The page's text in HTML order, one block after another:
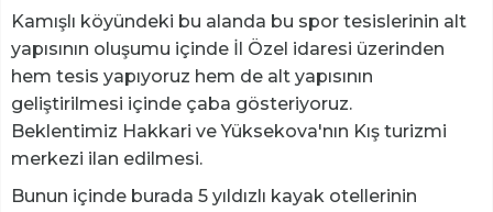
Kamışlı köyündeki bu alanda bu spor tesislerinin alt
yapısının oluşumu içinde İl Özel idaresi üzerinden
hem tesis yapıyoruz hem de alt yapısının
geliştirilmesi içinde çaba gösteriyoruz.
Beklentimiz Hakkari ve Yüksekova'nın Kış turizmi
merkezi ilan edilmesi.
Bunun içinde burada 5 yıldızlı kayak otellerinin